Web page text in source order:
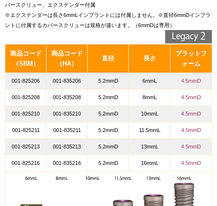
バースクリュー、エクステンダー付属
※エクステンダーは長さ6mmLインプラントには付属しません。※直径6mmDインプラ
ントに付属するカバースクリューは規格が違います。（6mmDは専用）
商品コード
（SBM）
商品コード
（HA）
直径 長さ
プラットフ
ォーム
001-825206 001-835206 5.2mmD 6mmL 4.5mmD
001-825208 001-835208 5.2mmD 8mmL 4.5mmD
001-825210 001-835210 5.2mmD 10mmL 4.5mmD
001-825211 001-835211 5.2mmD 11.5mmL 4.5mmD
001-825213 001-835213 5.2mmD 13mmL 4.5mmD
001-825216 001-835216 5.2mmD 16mmL 4.5mmD